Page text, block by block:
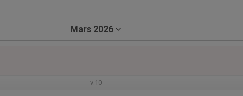
Mars 2026
v.10